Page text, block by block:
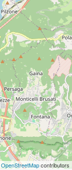
OpenStreetMapcontributors